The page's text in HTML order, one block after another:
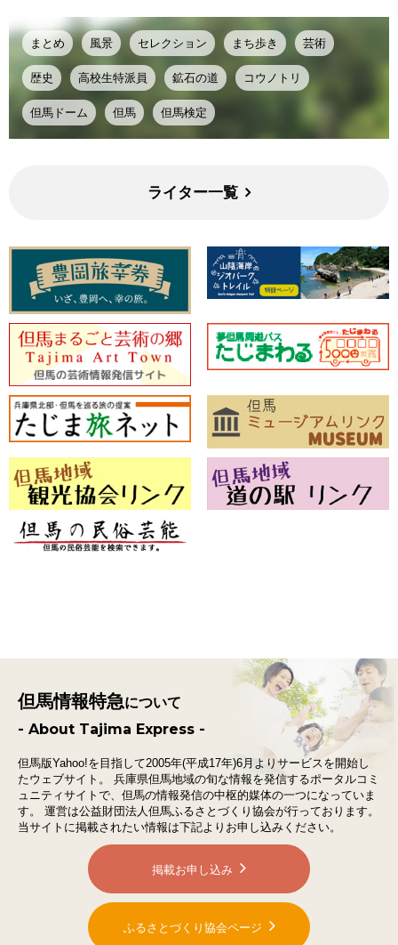
まとめ 風景 セレクション まち歩き 芸術
歴史 高校生特派員 鉱石の道 コウノトリ
但馬ドーム 但馬 但馬検定
ライター一覧
但馬情報特急について
- About Tajima Express -
但馬版Yahoo!を目指して2005年(平成17年)6月よりサービスを開始し
たウェブサイト。
兵庫県但馬地域の旬な情報を発信するポータルコミ
ュニティサイトで、 但馬の情報発信の中枢的媒体の一つになっていま
す。
運営は公益財団法人但馬ふるさとづくり協会が行っております。
当サイトに掲載されたい情報は下記よりお申し込みください。
掲載お申し込み
ふるさとづくり協会ページ